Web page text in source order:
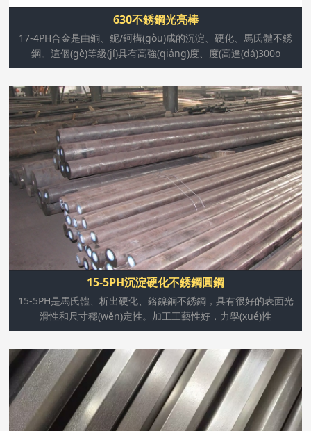
630不銹鋼光亮棒
17-4PH合金是由銅、鈮/鈳構(gòu)成的沉淀、硬化、馬氏體不銹
鋼。這個(gè)等級(jí)具有高強(qiáng)度、度(高達(dá)300o
15-5PH是馬氏體、析出硬化、鉻鎳銅不銹鋼，具有很好的
表面光滑性和尺寸穩(wěn)定性。加工工藝性好，力學
(xué)性能優(yōu)良，耐一般腐蝕環(huán)境。該鋼種強
(qiáng)度好，韌性和延展性橫向、硬度和耐腐蝕性能與
304不銹鋼。15-5pH可能用于解決或熱處理?xiàng)l件獲得
治療各種性能
15-5PH沉淀硬化不銹鋼圓鋼
15-5PH是馬氏體、析出硬化、鉻鎳銅不銹鋼，具有很好的表面光
滑性和尺寸穩(wěn)定性。加工工藝性好，力學(xué)性
316L不銹鋼圓鋼是含鉬不銹鋼種,由于鋼中含鉬，該鋼種總
的性能優(yōu)于310和304不銹鋼，高溫條件下，當(dāng)